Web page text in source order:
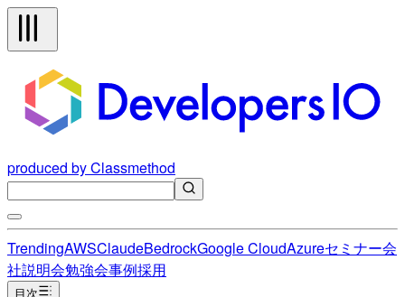
produced by Classmethod
TrendingAWSClaudeBedrockGoogle CloudAzureセミナー会
社説明会勉強会事例採用
目次